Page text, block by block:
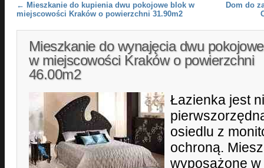
Post navigation
← Mieszkanie do kupienia dwu pokojowe blok w
miejscowości Kraków o powierzchni 31.90m2
Dom do
Mieszkanie do wynajęcia dwu
w miejscowości Kraków o powierzchni
46.00m2
Łazienka jest
osiedlu z
ochroną.
wyposażone